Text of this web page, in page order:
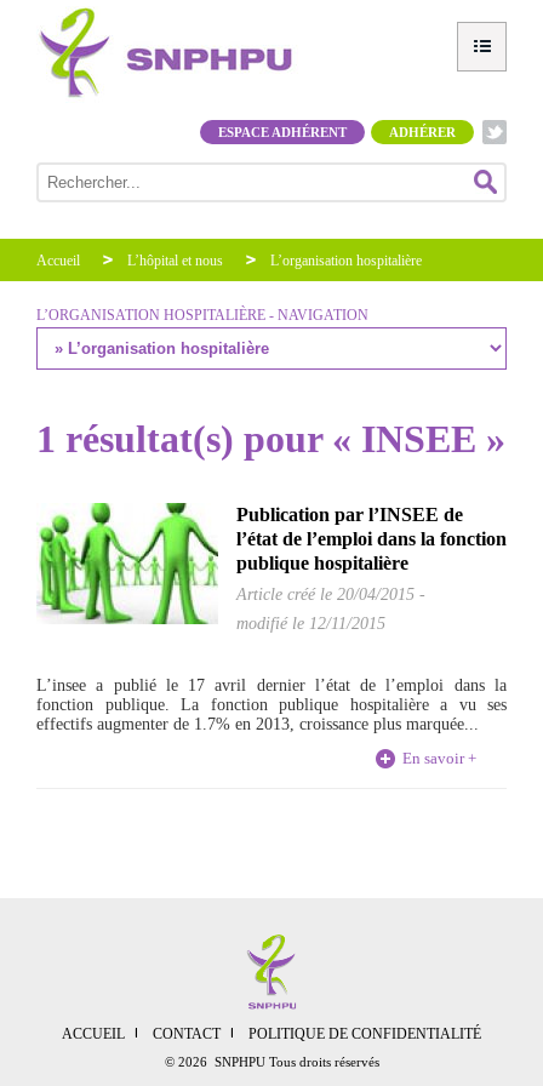
ADHÉRER
ESPACE ADHÉRENT
Accueil L’hôpital et nous L’organisation hospitalière
L’ORGANISATION HOSPITALIÈRE - NAVIGATION
1 résultat(s) pour « INSEE »
Publication par l’INSEE de
l’état de l’emploi dans la fonction
publique hospitalière
Article créé le 20/04/2015 -
modifié le 12/11/2015
L’insee a publié le 17 avril dernier l’état de l’emploi dans la
fonction publique. La fonction publique hospitalière a vu ses
effectifs augmenter de 1.7% en 2013, croissance plus marquée...
En savoir +
ACCUEIL CONTACT POLITIQUE DE CONFIDENTIALITÉ
© 2026 SNPHPU Tous droits réservés